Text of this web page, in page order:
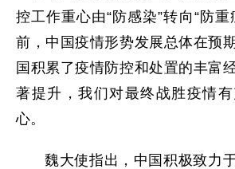
控工作重心由“防感染”转向“防重
前，中国疫情形势发展总体在预
国积累了疫情防控和处置的丰富
著提升，我们对最终战胜疫情
心。
魏大使指出，中国积极致力